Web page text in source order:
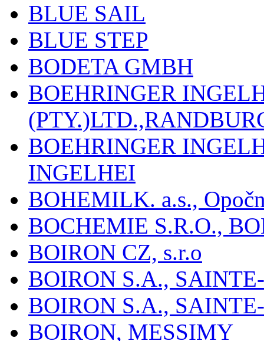
BLUE SAIL
BLUE STEP
BODETA GMBH
BOEHRINGER
BOEHRINGER
INGELHEI
BOHEMILK. a.s.,
BOCHEMIE S.R.O.,
BOIRON CZ, s.r.o
BOIRON S.A.,
BOIRON S.A.,
BOIRON, MESSIMY